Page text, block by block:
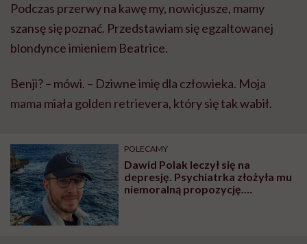
Podczas przerwy na kawę my, nowicjusze, mamy
szansę się poznać. Przedstawiam się egzaltowanej
blondynce imieniem Beatrice.
Benji? – mówi. – Dziwne imię dla człowieka. Moja
mama miała golden retrievera, który się tak wabił.
POLECAMY
Dawid Polak leczył się na
depresję. Psychiatrka złożyła mu
niemoralną propozycję.